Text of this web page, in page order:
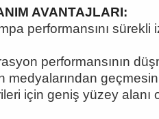
AVANTAJLARI:
performansını sürekli
performansının
medyalarından
için geniş yüzey alanı